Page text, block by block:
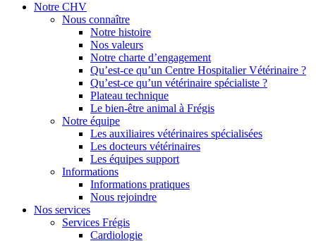
Notre CHV
Nous connaître
Notre histoire
Nos valeurs
Notre charte d’engagement
Qu’est-ce qu’un Centre Hospitalier Vétérinaire ?
Qu’est-ce qu’un vétérinaire spécialiste ?
Plateau technique
Le bien-être animal à Frégis
Notre équipe
Les auxiliaires vétérinaires spécialisées
Les docteurs vétérinaires
Les équipes support
Informations
Informations pratiques
Nous rejoindre
Nos services
Services Frégis
Cardiologie